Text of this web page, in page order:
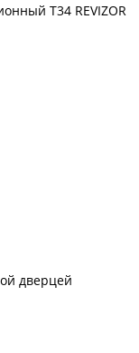
T34 REVIZOR
дверцей